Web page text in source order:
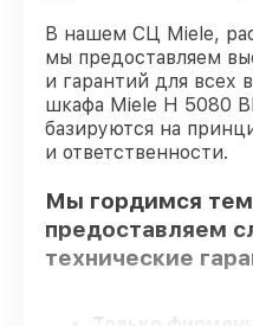
В нашем СЦ Miele,
мы предоставляем
и гарантий для всех
шкафа Miele H 5080
базируются на
и ответственности.
Мы гордимся
предоставляем
технические